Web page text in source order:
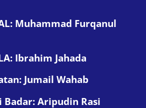
Muhammad Furqanul
Ibrahim Jahada
Jumail Wahab
Badar: Aripudin Rasi